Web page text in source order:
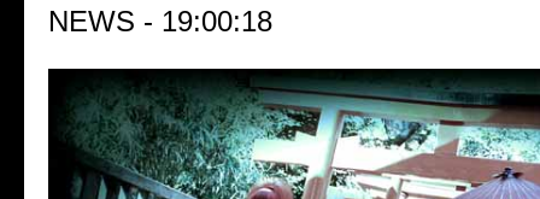
NEWS - 19:00:18